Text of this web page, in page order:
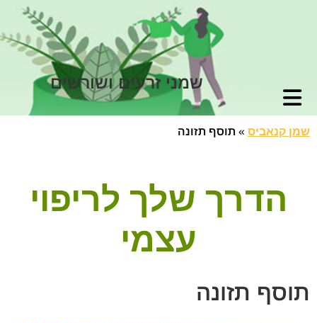
שמני זרעים ושורשים
שמן קנאביס » תוסף תזונה
הדרך שלך לריפוי
עצמי
תוסף תזונה